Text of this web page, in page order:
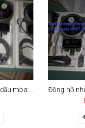
Đồng hồ đo nhiệt độ dầu mba: bwy-804